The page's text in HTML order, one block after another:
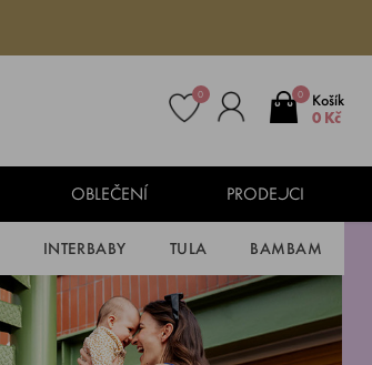
0
Košík
0 Kč
0
OBLEČENÍ PRODEJCI
INTERBABY TULA BAMBAM